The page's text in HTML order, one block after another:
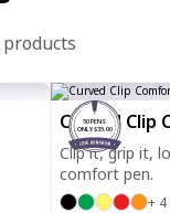
50 PENS
ONLY $35.00
Curved Clip
Clip it, grip it,
comfort pen.
+ 4